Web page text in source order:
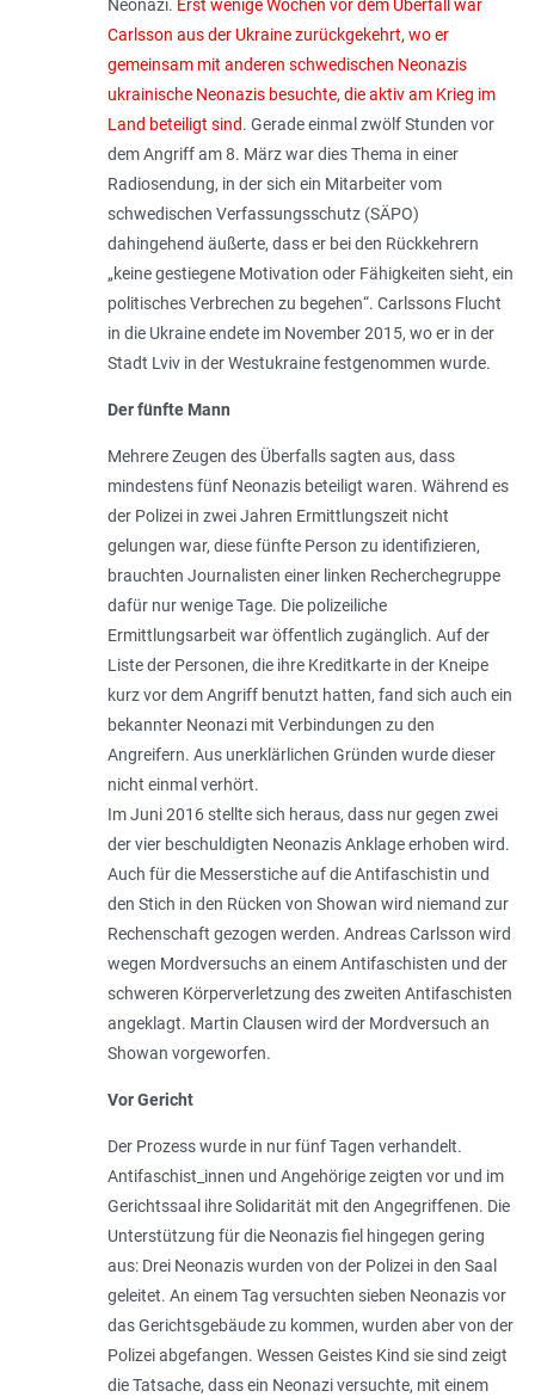
Neonazi. Erst wenige Wochen vor dem Überfall war
Carlsson aus der Ukraine zurückgekehrt, wo er
gemeinsam mit anderen schwedischen Neonazis
ukrainische Neonazis besuchte, die aktiv am Krieg im
Land beteiligt sind. Gerade einmal zwölf Stunden vor
dem Angriff am 8. März war dies Thema in einer
Radiosendung, in der sich ein Mitarbeiter vom
schwedischen Verfassungsschutz (SÄPO)
dahingehend äußerte, dass er bei den Rückkehrern
„keine gestiegene Motivation oder Fähigkeiten sieht, ein
politisches Verbrechen zu begehen“. Carlssons Flucht
in die Ukraine endete im November 2015, wo er in der
Stadt Lviv in der Westukraine festgenommen wurde.
Der fünfte Mann
Mehrere Zeugen des Überfalls sagten aus, dass
mindestens fünf Neonazis beteiligt waren. Während es
der Polizei in zwei Jahren Ermittlungszeit nicht
gelungen war, diese fünfte Person zu identifizieren,
brauchten Journalisten einer linken Recherchegruppe
dafür nur wenige Tage. Die polizeiliche
Ermittlungsarbeit war öffentlich zugänglich. Auf der
Liste der Personen, die ihre Kreditkarte in der Kneipe
kurz vor dem Angriff benutzt hatten, fand sich auch ein
bekannter Neonazi mit Verbindungen zu den
Angreifern. Aus unerklärlichen Gründen wurde dieser
nicht einmal verhört.
Im Juni 2016 stellte sich heraus, dass nur gegen zwei
der vier beschuldigten Neonazis Anklage erhoben wird.
Auch für die Messerstiche auf die Antifaschistin und
den Stich in den Rücken von Showan wird niemand zur
Rechenschaft gezogen werden. Andreas Carlsson wird
wegen Mordversuchs an einem Antifaschisten und der
schweren Körperverletzung des zweiten Antifaschisten
angeklagt. Martin Clausen wird der Mordversuch an
Showan vorgeworfen.
Vor Gericht
Der Prozess wurde in nur fünf Tagen verhandelt.
Antifaschist_innen und Angehörige zeigten vor und im
Gerichtssaal ihre Solidarität mit den Angegriffenen. Die
Unterstützung für die Neonazis fiel hingegen gering
aus: Drei Neonazis wurden von der Polizei in den Saal
geleitet. An einem Tag versuchten sieben Neonazis vor
das Gerichtsgebäude zu kommen, wurden aber von der
Polizei abgefangen. Wessen Geistes Kind sie sind zeigt
die Tatsache, dass ein Neonazi versuchte, mit einem